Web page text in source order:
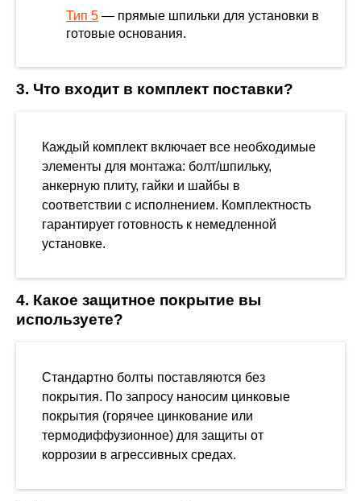
Тип 5 — прямые шпильки для установки в
готовые основания.
3. Что входит в комплект поставки?
Каждый комплект включает все необходимые
элементы для монтажа: болт/шпильку,
анкерную плиту, гайки и шайбы в
соответствии с исполнением. Комплектность
гарантирует готовность к немедленной
установке.
4. Какое защитное покрытие вы
используете?
Стандартно болты поставляются без
покрытия. По запросу наносим цинковые
покрытия (горячее цинкование или
термодиффузионное) для защиты от
коррозии в агрессивных средах.